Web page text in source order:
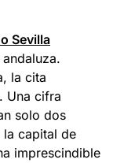
Sevilla
la cita
Una cifra
solo dos
la capital de
imprescindible